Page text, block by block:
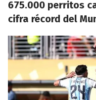
675.000 perritos
cifra récord del